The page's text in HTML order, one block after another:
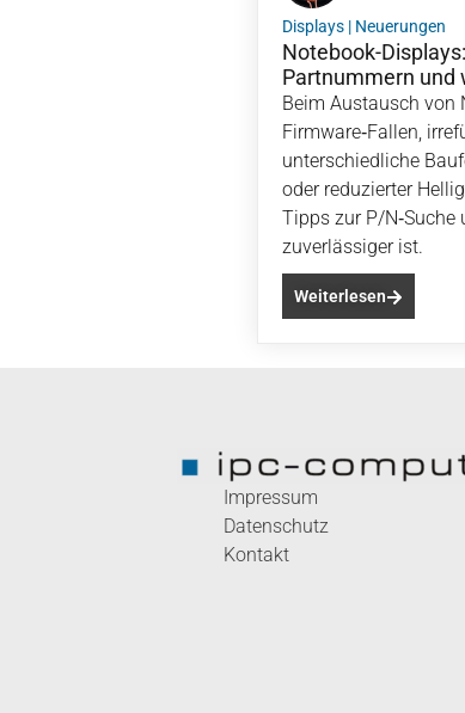
Displays | Neuerungen
Notebook-
Partnummern und
Beim Austausch von
Firmware‑Fallen,
unterschiedliche
oder reduzierter
Tipps zur P/
zuverlässiger ist.
Weiterlesen
Impressum
Datenschutz
Kontakt